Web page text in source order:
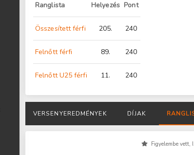
Ranglista Helyezés Pont
Összesített férfi 205. 240
Felnőtt férfi 89. 240
Felnőtt U25 férfi 11. 240
VERSENYEREDMÉNYEK DÍJAK
Figyelembe vett,